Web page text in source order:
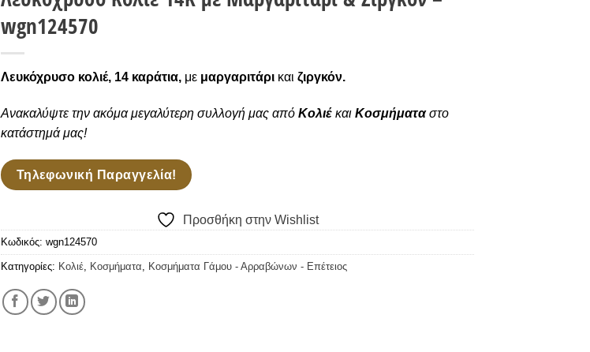
wgn124570
Λευκόχρυσο κολιέ, 14 καράτια, με μαργαριτάρι και ζιργκόν.
Ανακαλύψτε την ακόμα μεγαλύτερη συλλογή μας από Κολιέ και Κοσμήματαστο
κατάστημά μας!
Τηλεφωνική Παραγγελία!
Προσθήκη στην Wishlist
Κωδικός: wgn124570
Κατηγορίες: Κολιέ, Κοσμήματα, Κοσμήματα Γάμου - Αρραβώνων - Επέτειος